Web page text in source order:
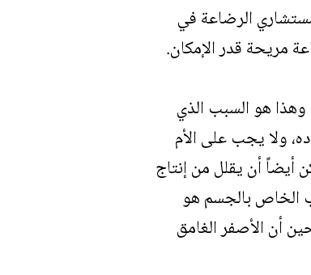
الرضاعة في
مريحة قدر الإمكان.
وهذا هو السبب الذي
ولا يجب على الأم
أيضاً أن يقلل من إنتاج
الخاص بالجسم هو
أن الأصفر الغامق